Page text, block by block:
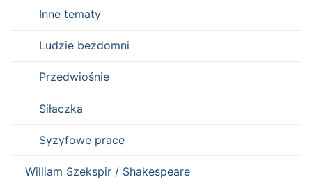
Inne tematy
Ludzie bezdomni
Przedwiośnie
Siłaczka
Syzyfowe prace
William Szekspir / Shakespeare